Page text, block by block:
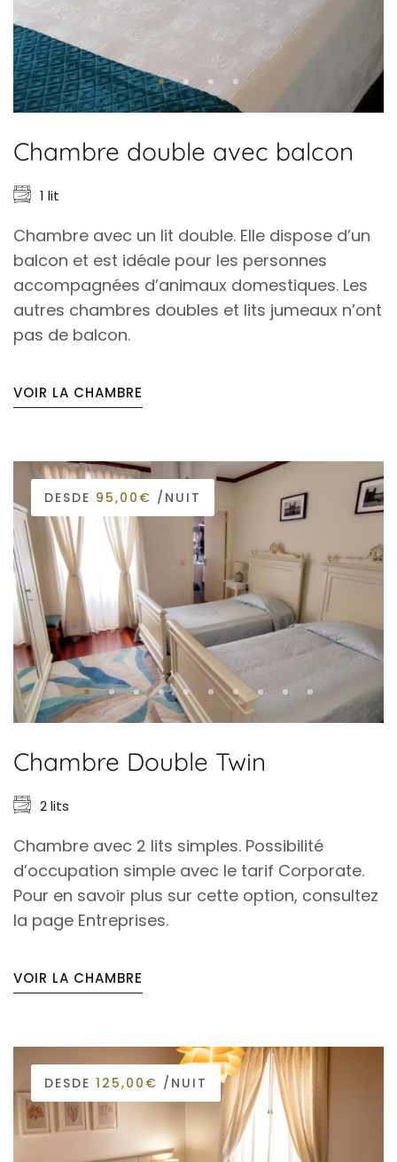
Chambre double avec balcon
1 lit
Chambre avec un lit double. Elle dispose d’un
balcon et est idéale pour les personnes
accompagnées d’animaux domestiques. Les
autres chambres doubles et lits jumeaux n’ont
pas de balcon.
VOIR LA CHAMBRE
DESDE 95,00€ /NUIT
Chambre Double Twin
2 lits
Chambre avec 2 lits simples. Possibilité
d’occupation simple avec le tarif Corporate.
Pour en savoir plus sur cette option, consultez
la page Entreprises.
VOIR LA CHAMBRE
DESDE 125,00€ /NUIT